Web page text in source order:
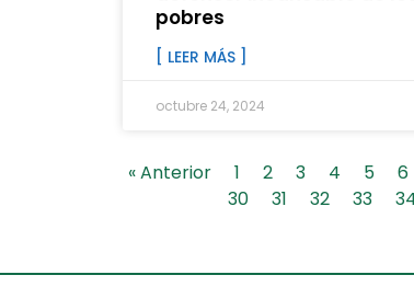
pobres
[ LEER MÁS ]
octubre 24, 2024
« Anterior 1 2 3 4 5 6
30
31 32 33